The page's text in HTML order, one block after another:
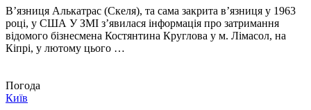
В’язниця Алькатрас (Скеля), та сама закрита в’язниця у 1963
році, у США У ЗМІ з’явилася інформація про затримання
відомого бізнесмена Костянтина Круглова у м. Лімасол, на
Кіпрі, у лютому цього …
Погода
Київ